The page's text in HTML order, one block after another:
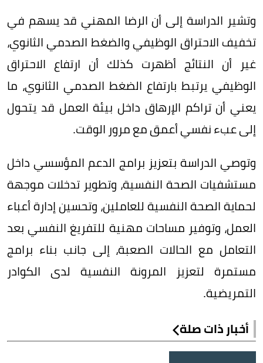
وتشير الدراسة إلى أن الرضا المهني قد يسهم في
تخفيف الاحتراق الوظيفي والضغط الصدمي الثانوي،
غير أن النتائج أظهرت كذلك أن ارتفاع الاحتراق
الوظيفي يرتبط بارتفاع الضغط الصدمي الثانوي، ما
يعني أن تراكم الإرهاق داخل بيئة العمل قد يتحول
إلى عبء نفسي أعمق مع مرور الوقت.
وتوصي الدراسة بتعزيز برامج الدعم المؤسسي داخل
مستشفيات الصحة النفسية، وتطوير تدخلات موجهة
لحماية الصحة النفسية للعاملين، وتحسين إدارة أعباء
العمل، وتوفير مساحات مهنية للتفريغ النفسي بعد
التعامل مع الحالات الصعبة، إلى جانب بناء برامج
مستمرة لتعزيز المرونة النفسية لدى الكوادر
التمريضية.
أخبار ذات صلة